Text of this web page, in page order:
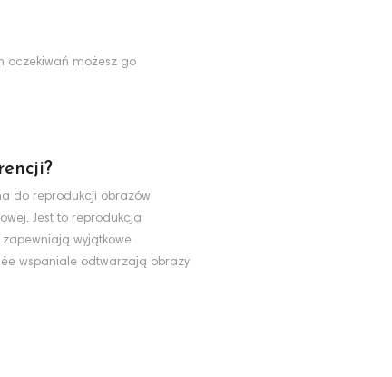
oczekiwań możesz go
do reprodukcji obrazów
Jest to reprodukcja
zapewniają wyjątkowe
wspaniale odtwarzają obrazy